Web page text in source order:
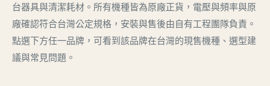
台器具與清潔耗材。所有機種皆為原廠正貨，電壓與頻率與原
廠確認符合台灣公定規格，安裝與售後由自有工程團隊負責。
點選下方任一品牌，可看到該品牌在台灣的現售機種、選型建
議與常見問題。